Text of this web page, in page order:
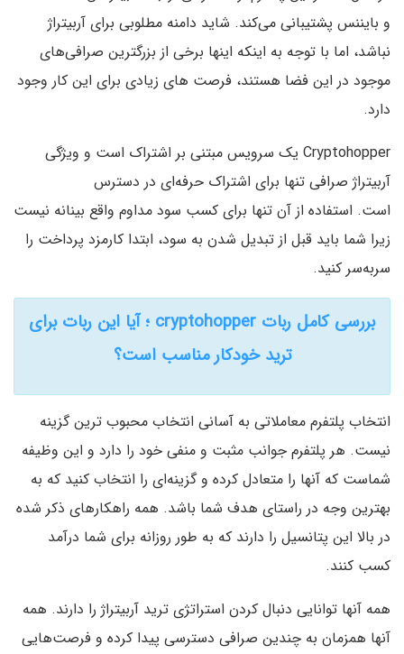
و بایننس پشتیبانی می‌کند. شاید دامنه مطلوبی برای آربیتراژ
نباشد، اما با توجه به اینکه اینها برخی از بزرگترین صرافی‌های
موجود در این فضا هستند، فرصت های زیادی برای این کار وجود
دارد.
Cryptohopper یک سرویس مبتنی بر اشتراک است و ویژگی
آربیتراژ صرافی تنها برای اشتراک حرفه‌ای در دسترس
است. استفاده از آن تنها برای کسب سود مداوم واقع بینانه نیست
زیرا شما باید قبل از تبدیل شدن به سود، ابتدا کارمزد پرداخت را
سر‌به‌سر کنید.
بررسی کامل ربات cryptohopper ؛ آیا این ربات برای
ترید خودکار مناسب است؟
انتخاب پلتفرم معاملاتی به آسانی انتخاب محبوب ترین گزینه
نیست. هر پلتفرم جوانب مثبت و منفی خود را دارد و این وظیفه
شماست که آنها را متعادل کرده و گزینه‌ای را انتخاب کنید که به
بهترین وجه در راستای هدف شما باشد. همه راهکارهای ذکر شده
در بالا این پتانسیل را دارند که به طور روزانه برای شما درآمد
کسب کنند.
همه آنها توانایی دنبال کردن استراتژی ترید آربیتراژ را دارند. همه
آنها همزمان به چندین صرافی دسترسی پیدا کرده و فرصت‌هایی